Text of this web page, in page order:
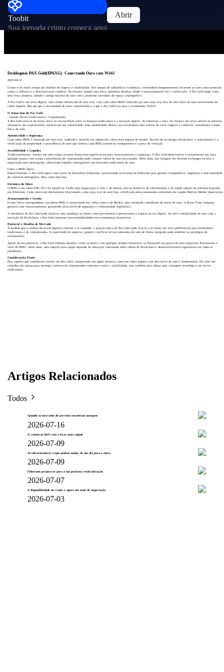
Toobit
Sua jornada cripto começa aqui
Abrir
Desbloqueie PAX Gold($PAXG): Conectando Ouro com Web3
2025-04-14
O ouro é há muito tempo um símbolo de riqueza e estabilidade. Em tempos de turbulência econômica, investidores frequentemente recorrem ao ouro como proteção
contra a inflação e a desvalorização cambial. No entanto, possuir ouro físico apresenta desafios, desde o armazenamento até a verificação. A Pax Gold surge como
uma força pioneira, unindo o antigo fascínio do ouro com a promessa inovadora do espaço criptográfico.
A Pax Gold é um ativo digital, uma versão tokenizada do ouro real, com cada token PAXG lastreado por uma onça troy fina de uma barra de ouro armazenada em
cofres seguros. Mas por que a necessidade de outra criptomoeda e o que a Pax Gold traz para o ecossistema Web3?
O Status Quo da Pax Gold
- Unindo Ativos Tradicionais e Criptomoedas
A Pax Gold situa-se de forma única na encruzilhada entre as finanças tradicionais e a inovação digital. Ao tokenizar o ouro, ela fornece um ativo estável no universo
alternativo das criptomoedas, notórias por sua volatilidade. Essa estabilidade oferece aos investidores uma reserva de valor tangível e confiável, semelhante à posse
física de ouro.
Autenticidade e Segurança
Cada token PAXG é lastreado em ouro real, auditado e mantido em alguns dos cofres mais seguros do mundo. Através da tecnologia blockchain, o rastreamento e a
verificação da propriedade e procedência do ouro que lastreia cada PAXG tornam-se transparentes e à prova de violação.
Acessibilidade e Liquidez
Tradicionalmente, investir em ouro exigia recursos financeiros significativos para armazenamento e segurança. O Pax Gold democratiza o investimento em ouro;
qualquer pessoa com acesso a plataformas de criptomoedas pode comprar tokens de ouro fracionados. Além disso, sua listagem em diversas exchanges facilita a
negociação sem interrupções, oferecendo liquidez inimaginável nos mercados tradicionais de ouro.
Como o PAXG Opera
Essencialmente, o Pax Gold opera como parte da blockchain Ethereum, aproveitando os recursos do Ethereum para garantir transparência, segurança e funcionalidade
de contratos inteligentes. Veja como funciona:
Estrutura do Token
O PAXG é um token ERC-20 e foi listado na Toobit para negociação à vista e de futuros, pois se beneficia da infraestrutura e da ampla adoção de sistemas baseados
em Ethereum. Cada token está diretamente relacionado a uma onça troy de ouro fino, certificada pelos renomados avaliadores da London Bullion Market Association.
Armazenamento e Gestão
O ouro físico correspondente aos tokens PAXG é armazenado em cofres como o da Brink's, uma renomada custodiante de barras de ouro. A Paxos Trust Company
gerencia esse armazenamento, garantindo altos níveis de segurança e conformidade regulatória.
A introdução do Pax Gold pode sinalizar uma mudança na forma como percebemos e gerenciamos a riqueza na era digital. Ao unir a estabilidade do ouro com a
inovação do blockchain, o Pax Gold apresenta novas possibilidades nos ecossistemas financeiros.
Potencial e Desafios de Mercado
À medida que o cenário de ativos digitais continua a se expandir, a posição única do Pax Gold pode levá-lo a se tornar um ativo preferencial para investidores
tradicionais e de criptomoedas. A capacidade de negociar, possuir e verificar ativos lastreados em ouro de forma integrada pode redefinir as estratégias de
investimento.
Apesar do seu potencial, o Pax Gold enfrenta desafios. Como acontece com qualquer produto financeiro, as flutuações nos preços do ouro impactam diretamente o
valor do PAXG. Além disso, uma adoção mais ampla depende de educação continuada sobre tokens de blockchain e desenvolvimentos regulatórios em todas as
jurisdições.
Considerações Finais
Para aqueles que consideram investir em Pax Gold, compreender sua dupla natureza como um token seguro e um derivativo de ouro é fundamental. Ele abre um
caminho não apenas para proteger carteiras de criptomoedas existentes contra a volatilidade, mas também para adotar uma vantagem tecnológica em ativos
tradicionais.
Artigos Relacionados
Todos
Quando os mercados de previsão encontram margem
2026-07-16
O colateral DeFi está a ficar mais rápido
2026-07-09
As infraestruturas cripto podem mudar de um dia para o outro
2026-07-09
Ethereum prepara-se para a sua próxima reinicialização
2026-07-07
A disponibilidade na cripto é agora um sinal de negociação
2026-07-03